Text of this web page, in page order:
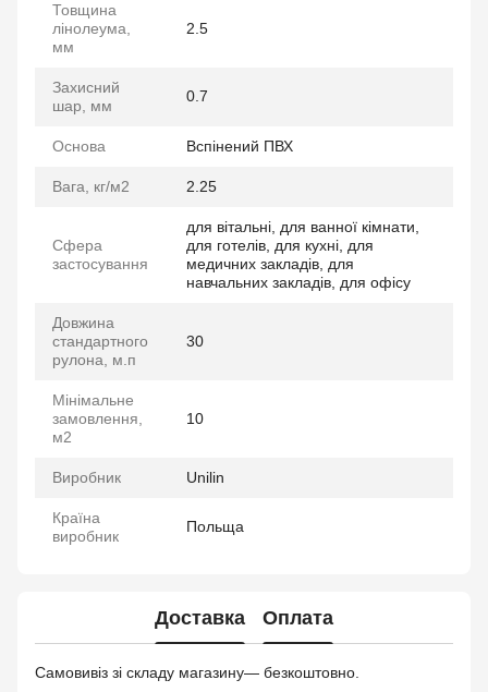
Товщина
лінолеума,
мм
2.5
Захисний
шар, мм
0.7
Основа Вспінений ПВХ
Вага, кг/м2 2.25
Сфера
застосування
для вітальні, для ванної кімнати,
для готелів, для кухні, для
медичних закладів, для
навчальних закладів, для офісу
Довжина
стандартного
рулона, м.п
30
Мінімальне
замовлення,
м2
10
Виробник Unilin
Країна
виробник
Польща
Доставка Оплата
Самовивіз зі складу магазину— безкоштовно.